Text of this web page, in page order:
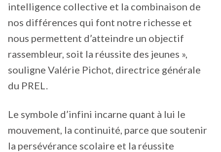
intelligence collective et la combinaison de
nos différences qui font notre richesse et
nous permettent d’atteindre un objectif
rassembleur, soit la réussite des jeunes »,
souligne Valérie Pichot, directrice générale
du PREL.
Le symbole d’infini incarne quant à lui le
mouvement, la continuité, parce que soutenir
la persévérance scolaire et la réussite